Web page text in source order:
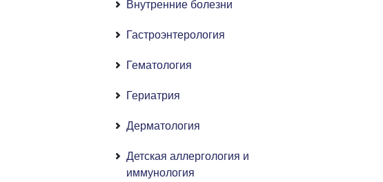
Внутренние болезни
Гастроэнтерология
Гематология
Гериатрия
Дерматология
Детская аллергология и
иммунология